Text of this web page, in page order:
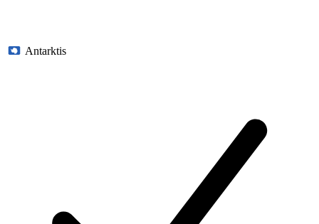
Antarktis